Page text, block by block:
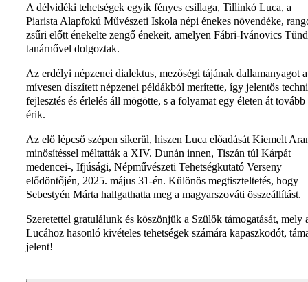
A délvidéki tehetségek egyik fényes csillaga, Tillinkó Luca, a
Piarista Alapfokú Művészeti Iskola népi énekes növendéke,
zsűri előtt énekelte zengő énekeit, amelyen Fábri-Ivánovics
tanárnővel dolgoztak.
Az erdélyi népzenei dialektus, mezőségi tájának dallamanyagot a
mívesen díszített népzenei példákból merítette, így jelentős
fejlesztés és érlelés áll mögötte, s a folyamat egy életen át tovább
érik.
Az elő lépcső szépen sikerül, hiszen Luca előadását Kiemelt
minősítéssel méltatták a XIV. Dunán innen, Tiszán túl Kárpát
medencei-, Ifjúsági, Népművészeti Tehetségkutató Verseny
elődöntőjén, 2025. május 31-én. Különös megtiszteltetés, hogy
Sebestyén Márta hallgathatta meg a magyarszováti összeállítást.
Szeretettel gratulálunk és köszönjük a Szülők támogatását, mely
Lucához hasonló kivételes tehetségek számára kapaszkodót,
jelent!